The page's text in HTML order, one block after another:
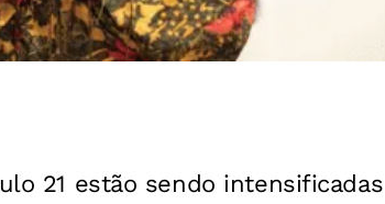
21 estão sendo intensificadas